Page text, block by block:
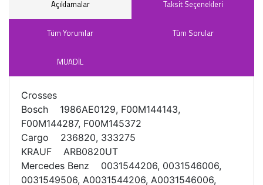
Açıklamalar Taksit Seçenekleri
Tüm Yorumlar Tüm Sorular
MUADİL
Crosses
Bosch 1986AE0129, F00M144143,
F00M144287, F00M145372
Cargo 236820, 333275
KRAUF ARB0820UT
Mercedes Benz 0031544206, 0031546006,
0031549506, A0031544206, A0031546006,